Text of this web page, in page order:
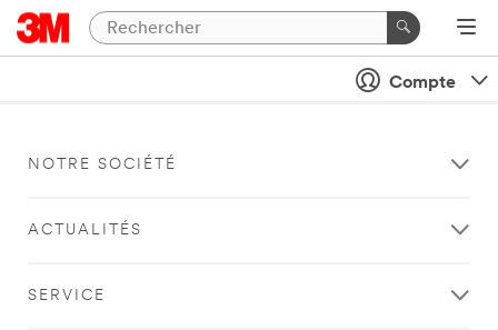
Compte
NOTRE SOCIÉTÉ
ACTUALITÉS
SERVICE